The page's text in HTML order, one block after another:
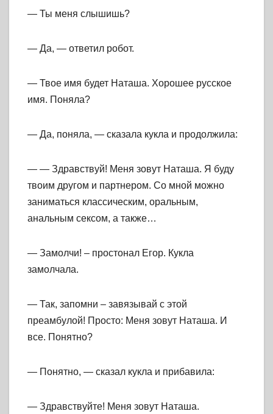
— Ты меня слышишь?
— Да, — ответил робот.
— Твое имя будет Наташа. Хорошее русское
имя. Поняла?
— Да, поняла, — сказала кукла и продолжила:
— — Здравствуй! Меня зовут Наташа. Я буду
твоим другом и партнером. Со мной можно
заниматься классическим, оральным,
анальным сексом, а также…
— Замолчи! – простонал Егор. Кукла
замолчала.
— Так, запомни – завязывай с этой
преамбулой! Просто: Меня зовут Наташа. И
все. Понятно?
— Понятно, — сказал кукла и прибавила:
— Здравствуйте! Меня зовут Наташа.